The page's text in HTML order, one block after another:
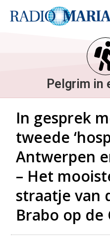
Pelgrim in
In gesprek
tweede
Antwerpen
– Het
straatje van
Brabo op